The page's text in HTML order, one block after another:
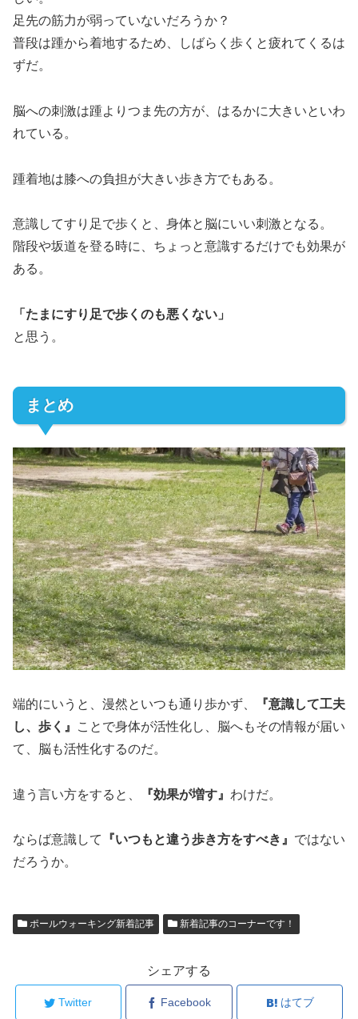
足先の筋力が弱っていないだろうか？
普段は踵から着地するため、しばらく歩くと疲れてくるは
ずだ。
脳への刺激は踵よりつま先の方が、はるかに大きいといわ
れている。
踵着地は膝への負担が大きい歩き方でもある。
意識してすり足で歩くと、身体と脳にいい刺激となる。
階段や坂道を登る時に、ちょっと意識するだけでも効果が
ある。
「たまにすり足で歩くのも悪くない」
と思う。
まとめ
端的にいうと、漫然といつも通り歩かず、
『意識して工夫
し、歩く』
ことで身体が活性化し、脳へもその情報が届い
て、脳も活性化するのだ。
違う言い方をすると、 『効果が増す』 わけだ。
ならば意識して 『いつもと違う歩き方をすべき』 ではない
だろうか。
ポールウォーキング新着記事 新着記事のコーナーです！
シェアする
Twitter Facebook はてブ